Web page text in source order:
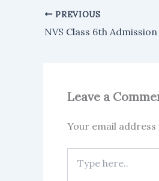
PREVIOUS
Leave a
Your email
here..